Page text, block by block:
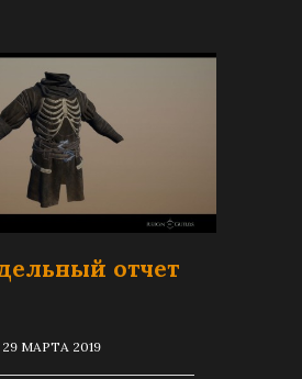
отчет
29 МАРТА 2019